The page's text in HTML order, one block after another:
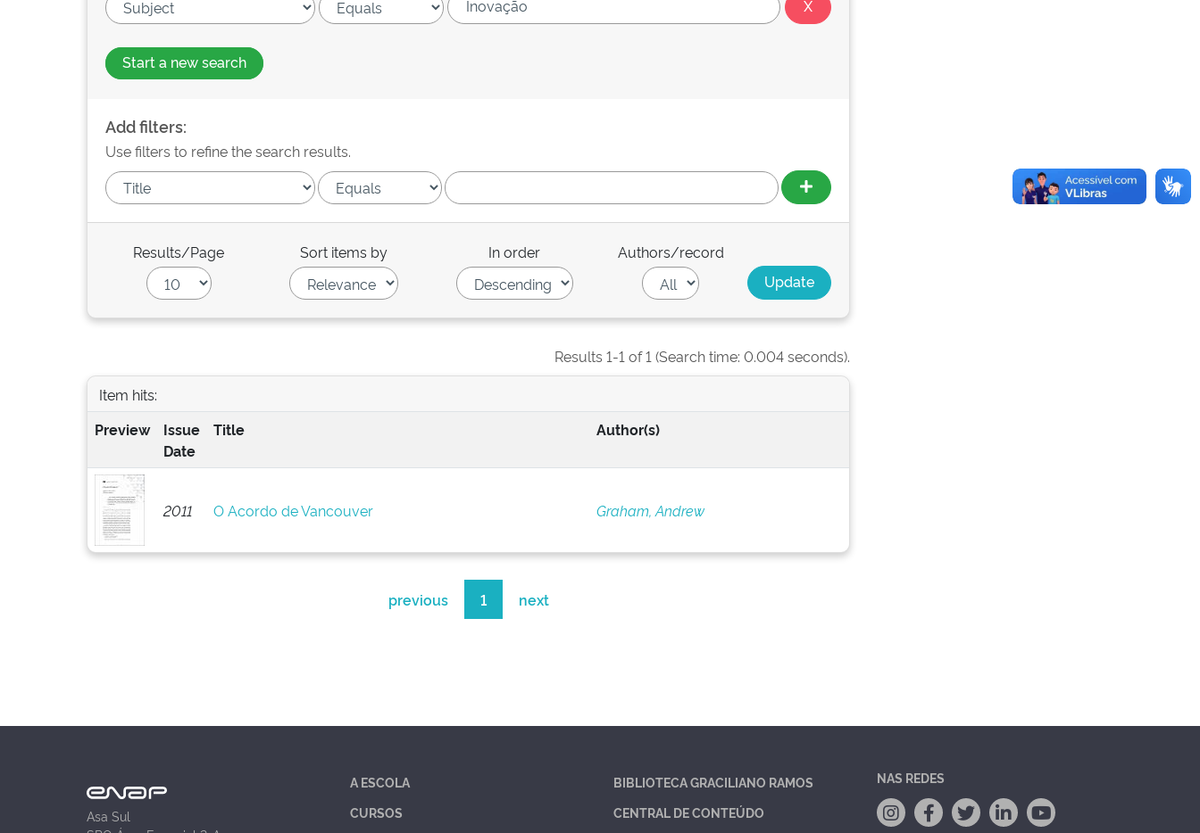
Start a new search
Add filters:
Use filters to refine the search results.
Results/Page Sort items by In order Authors/record
Results 1-1 of 1 (Search time: 0.004 seconds).
Item hits:
Preview
Issue
Date
Title Author(s)
2011 O Acordo de Vancouver Graham, Andrew
previous 1 next
Asa Sul
A ESCOLA
CURSOS
BIBLIOTECA GRACILIANO RAMOS
CENTRAL DE CONTEÚDO
NAS REDES